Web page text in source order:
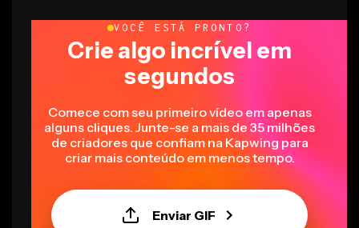
VOCÊ ESTÁ PRONTO?
Crie algo incrível em
segundos
Comece com seu primeiro vídeo em apenas
alguns cliques. Junte-se a mais de 35 milhões
de criadores que confiam na Kapwing para
criar mais conteúdo em menos tempo.
Enviar GIF